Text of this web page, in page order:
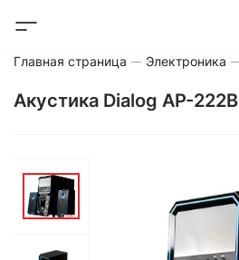
Главная страница Электроника
Акустика Dialog AP-222B